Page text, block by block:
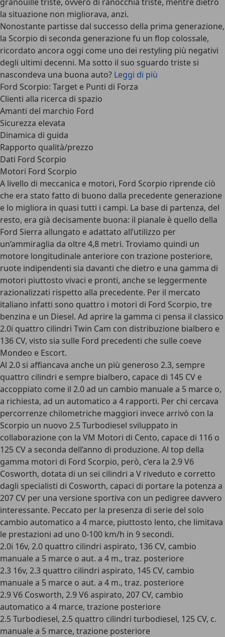
la situazione non migliorava, anzi.
Nonostante partisse dal successo della prima generazione,
la Scorpio di seconda generazione fu un flop colossale,
ricordato ancora oggi come uno dei restyling più negativi
degli ultimi decenni. Ma sotto il suo sguardo triste si
nascondeva una buona auto? Leggi di più
Ford Scorpio: Target e Punti di Forza
Clienti alla ricerca di spazio
Amanti del marchio Ford
Sicurezza elevata
Dinamica di guida
Rapporto qualità/prezzo
Dati Ford Scorpio
Motori Ford Scorpio
A livello di meccanica e motori, Ford Scorpio riprende ciò
che era stato fatto di buono dalla precedente generazione
e lo migliora in quasi tutti i campi. La base di partenza, del
resto, era già decisamente buona: il pianale è quello della
Ford Sierra allungato e adattato all’utilizzo per
un’ammiraglia da oltre 4,8 metri. Troviamo quindi un
motore longitudinale anteriore con trazione posteriore,
ruote indipendenti sia davanti che dietro e una gamma di
motori piuttosto vivaci e pronti, anche se leggermente
razionalizzati rispetto alla precedente. Per il mercato
italiano infatti sono quattro i motori di Ford Scorpio, tre
benzina e un Diesel. Ad aprire la gamma ci pensa il classico
2.0i quattro cilindri Twin Cam con distribuzione bialbero e
136 CV, visto sia sulle Ford precedenti che sulle coeve
Mondeo e Escort.
Al 2.0 si affiancava anche un più generoso 2.3, sempre
quattro cilindri e sempre bialbero, capace di 145 CV e
accoppiato come il 2.0 ad un cambio manuale a 5 marce o,
a richiesta, ad un automatico a 4 rapporti. Per chi cercava
percorrenze chilometriche maggiori invece arrivò con la
Scorpio un nuovo 2.5 Turbodiesel sviluppato in
collaborazione con la VM Motori di Cento, capace di 116 o
125 CV a seconda dell’anno di produzione. Al top della
gamma motori di Ford Scorpio, però, c’era la 2.9 V6
Cosworth, dotata di un sei cilindri a V riveduto e corretto
dagli specialisti di Cosworth, capaci di portare la potenza a
207 CV per una versione sportiva con un pedigree davvero
interessante. Peccato per la presenza di serie del solo
cambio automatico a 4 marce, piuttosto lento, che limitava
le prestazioni ad uno 0-100 km/h in 9 secondi.
2.0i 16v, 2.0 quattro cilindri aspirato, 136 CV, cambio
manuale a 5 marce o aut. a 4 m., traz. posteriore
2.3 16v, 2.3 quattro cilindri aspirato, 145 CV, cambio
manuale a 5 marce o aut. a 4 m., traz. posteriore
2.9 V6 Cosworth, 2.9 V6 aspirato, 207 CV, cambio
automatico a 4 marce, trazione posteriore
2.5 Turbodiesel, 2.5 quattro cilindri turbodiesel, 125 CV, c.
manuale a 5 marce, trazione posteriore